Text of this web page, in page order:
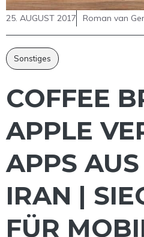
25. AUGUST 2017 Roman van
Sonstiges
COFFEE
APPLE
APPS
IRAN |
FÜR